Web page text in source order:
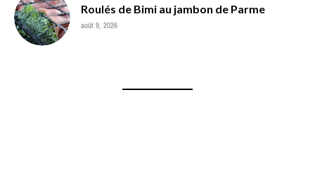
Roulés de Bimi au jambon de Parme
août 9, 2026